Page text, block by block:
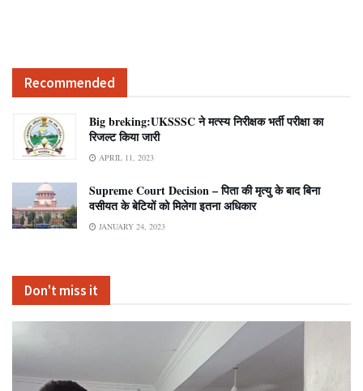
Recommended
Big breking:UKSSSC ने मत्स्य निरीक्षक भर्ती परीक्षा का
रिजल्ट किया जारी
APRIL 11, 2023
Supreme Court Decision – पिता की मृत्यु के बाद बिना
वसीयत के बेटियों को मिलेगा इतना अधिकार
JANUARY 24, 2023
Don't miss it